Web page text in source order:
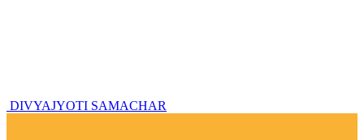
DIVYAJYOTI SAMACHAR